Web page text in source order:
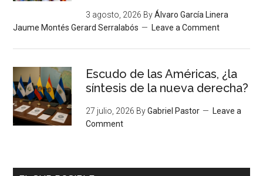
3 agosto, 2026 ByÁlvaro García Linera
Jaume Montés Gerard Serralabós
Leave a Comment
Escudo de las Américas, ¿la
síntesis de la nueva derecha?
27 julio, 2026 ByGabriel Pastor
Leave a
Comment